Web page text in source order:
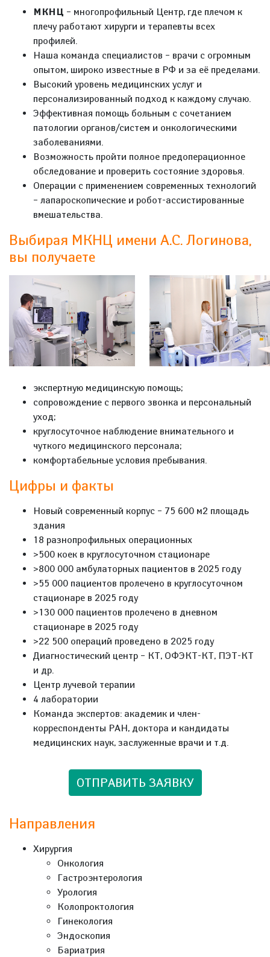
МКНЦ – многопрофильный Центр, где плечом к
плечу работают хирурги и терапевты всех
профилей.
Наша команда специалистов – врачи с огромным
опытом, широко известные в РФ и за её пределами.
Высокий уровень медицинских услуг и
персонализированный подход к каждому случаю.
Эффективная помощь больным с сочетанием
патологии органов/систем и онкологическими
заболеваниями.
Возможность пройти полное предоперационное
обследование и проверить состояние здоровья.
Операции с применением современных технологий
– лапароскопические и робот-ассистированные
вмешательства.
Выбирая МКНЦ имени А.С. Логинова,
вы получаете
экспертную медицинскую помощь;
сопровождение с первого звонка и персональный
уход;
круглосуточное наблюдение внимательного и
чуткого медицинского персонала;
комфортабельные условия пребывания.
Цифры и факты
Новый современный корпус – 75 600 м2 площадь
здания
18 разнопрофильных операционных
>500 коек в круглосуточном стационаре
>800 000 амбулаторных пациентов в 2025 году
>55 000 пациентов пролечено в круглосуточном
стационаре в 2025 году
>130 000 пациентов пролечено в дневном
стационаре в 2025 году
>22 500 операций проведено в 2025 году
Диагностический центр – КТ, ОФЭКТ-КТ, ПЭТ-КТ
и др.
Центр лучевой терапии
4 лаборатории
Команда экспертов: академик и член-
корреспонденты РАН, доктора и кандидаты
медицинских наук, заслуженные врачи и т.д.
ОТПРАВИТЬ ЗАЯВКУ
Направления
Хирургия
Онкология
Гастроэнтерология
Урология
Колопроктология
Гинекология
Эндоскопия
Бариатрия